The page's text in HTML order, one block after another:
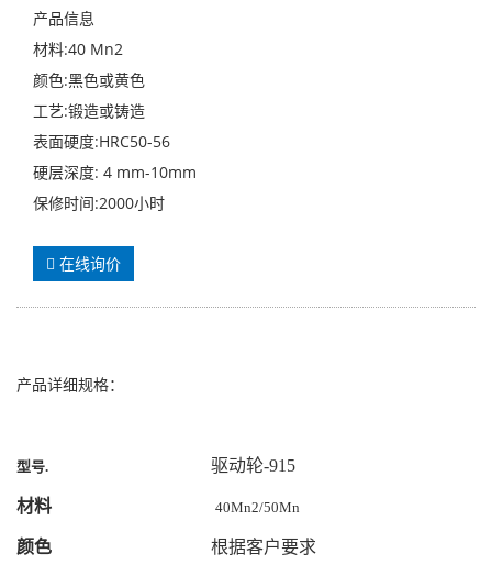
产品信息
材料:40 Mn2
颜色:黑色或黄色
工艺:锻造或铸造
表面硬度:HRC50-56
硬层深度: 4 mm-10mm
保修时间:2000小时
在线询价
产品详细规格：
型号. 驱动轮-915
材料 40Mn2/50Mn
颜色 根据客户要求